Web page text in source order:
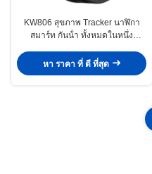
KW806 สุขภาพ Tracker นาฬิกา
สมาร์ท กันน้ํา ทั้งหมดในหนึ่ง
หา ราคา ที่ ดี ที่สุด